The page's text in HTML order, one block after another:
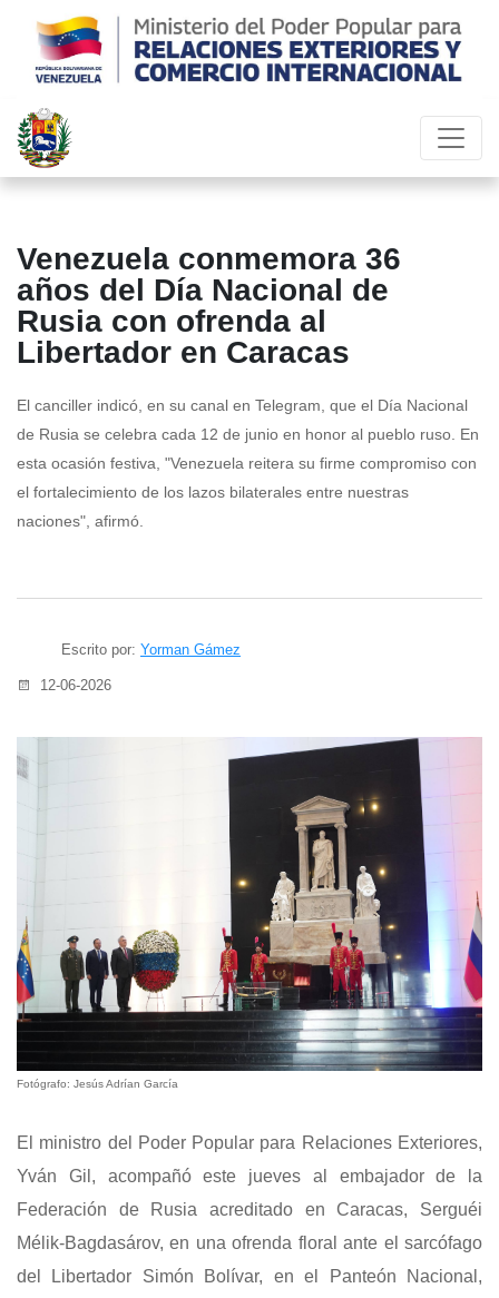
Venezuela conmemora 36
años del Día Nacional de
Rusia con ofrenda al
Libertador en Caracas
El canciller indicó, en su canal en Telegram, que el Día Nacional
de Rusia se celebra cada 12 de junio en honor al pueblo ruso. En
esta ocasión festiva, "Venezuela reitera su firme compromiso con
el fortalecimiento de los lazos bilaterales entre nuestras
naciones", afirmó.
Escrito por: Yorman Gámez
12-06-2026
Fotógrafo: Jesús Adrían García
El ministro del Poder Popular para Relaciones Exteriores,
Yván Gil, acompañó este jueves al embajador de la
Federación de Rusia acreditado en Caracas, Serguéi
Mélik-Bagdasárov, en una ofrenda floral ante el sarcófago
del Libertador Simón Bolívar, en el Panteón Nacional,